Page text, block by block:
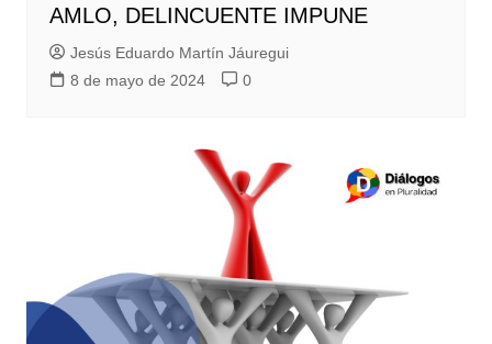
AMLO, DELINCUENTE IMPUNE
Jesús Eduardo Martín Jáuregui
8 de mayo de 2024
0